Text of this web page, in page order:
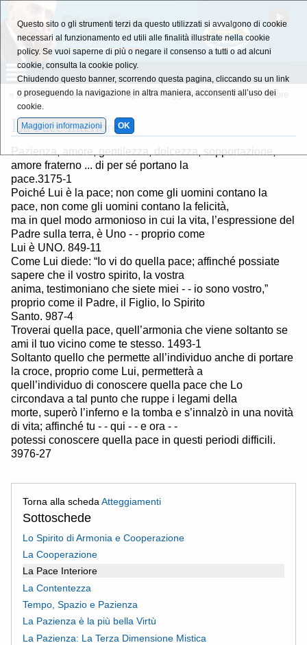
Estratti dalle Letture di E. Cayce »Atteggiamenti » La Pace Interiore
La Pace Interiore
Pazienza, amore, gentilezza, dolcezza, sopportazione,
amore fraterno ... di per sé portano la
pace.3175-1
Poiché Lui è la pace; non come gli uomini contano la
pace, non come gli uomini contano la felicità,
ma in quel modo armonioso in cui la vita, l’espressione del
Padre sulla terra, è Uno - - proprio come
Lui è UNO. 849-11
Come Lui diede: “Io vi do quella pace; affinché possiate
sapere che il vostro spirito, la vostra
anima, testimoniano che siete miei - - io sono vostro,”
proprio come il Padre, il Figlio, lo Spirito
Santo. 987-4
Troverai quella pace, quell’armonia che viene soltanto se
ami il tuo vicino come te stesso. 1493-1
Soltanto quello che permette all’individuo anche di portare
la croce, proprio come Lui, permetterà a
quell’individuo di conoscere quella pace che Lo
circondava a tal punto che ruppe i legami della
morte, superò l’inferno e la tomba e s’innalzò in una novità
di vita; affinché tu - - qui - - e ora - -
potessi conoscere quella pace in questi periodi difficili.
3976-27
Torna alla scheda Atteggiamenti
Sottoschede
Lo Spirito di Armonia e Cooperazione
La Cooperazione
La Pace Interiore
La Contentezza
Tempo, Spazio e Pazienza
La Pazienza è la più bella Virtù
La Pazienza: La Terza Dimensione Mistica
Questo sito o gli strumenti terzi da questo utilizzati si avvalgono di cookie
necessari al funzionamento ed utili alle finalità illustrate nella cookie
policy. Se vuoi saperne di più o negare il consenso a tutti o ad alcuni
cookie, consulta la cookie policy.
Chiudendo questo banner, scorrendo questa pagina, cliccando su un link
o proseguendo la navigazione in altra maniera, acconsenti all’uso dei
cookie.
Maggiori informazioni
OK